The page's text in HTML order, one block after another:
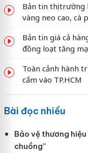
Bản tin thị trường
vàng neo cao, cà
Bản tin giá cả
đồng loạt tăng
Toàn cảnh hành
cấm vào TP.HCM
Bài đọc nhiều
Bảo vệ thương
chuồng”